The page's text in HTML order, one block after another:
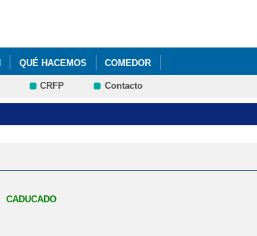
QUÉ HACEMOS COMEDOR
CRFP Contacto
CADUCADO